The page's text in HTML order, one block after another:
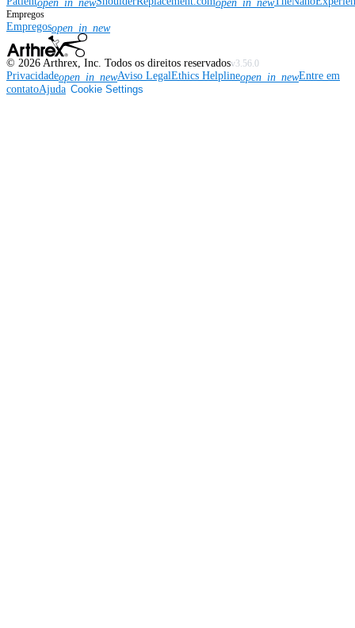
open_in_new open_in_new
Empregos
Empregosopen_in_new
© 2026 Arthrex, Inc. Todos os direitos reservadosv3.56.0
Privacidadeopen_in_newAviso LegalEthics Helplineopen_in_newEntre em
contatoAjuda Cookie Settings